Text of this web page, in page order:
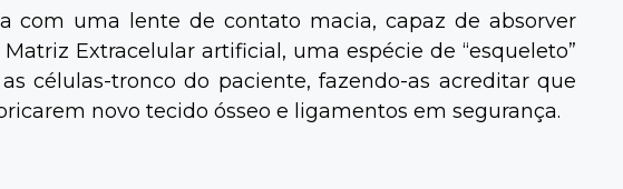
com uma lente de contato macia, capaz de absorver
Extracelular artificial, uma espécie de “esqueleto”
células-tronco do paciente, fazendo-as acreditar que
novo tecido ósseo e ligamentos em segurança.